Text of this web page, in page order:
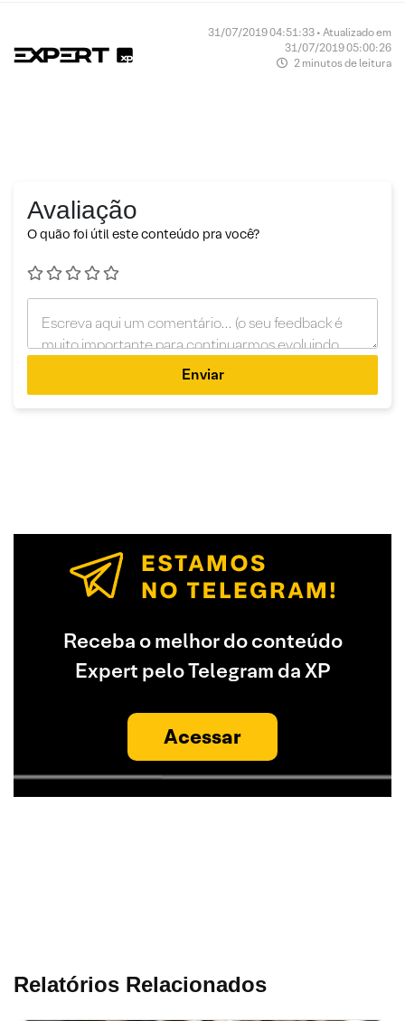
31/07/2019 04:51:33 • Atualizado em
31/07/2019 05:00:26
2 minutos de leitura
Avaliação
O quão foi útil este conteúdo pra você?
Enviar
Receba o melhor do conteúdo
Expert pelo Telegram da XP
Acessar
Relatórios Relacionados